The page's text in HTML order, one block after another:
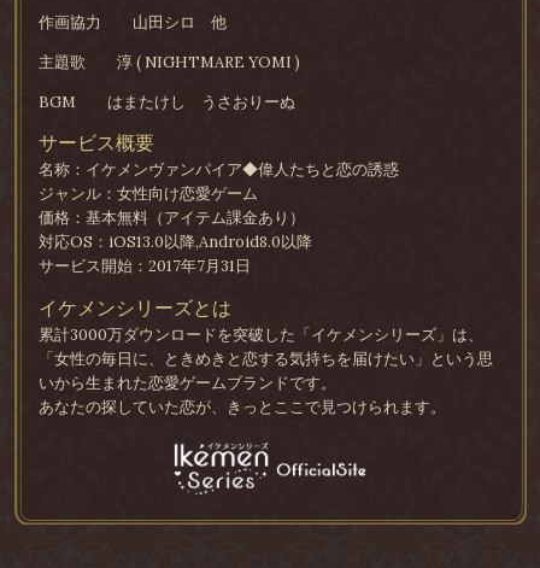
作画協力
山田シロ 他
主題歌
淳 ( NIGHTMARE YOMI )
BGM
はまたけし うさおりーぬ
サービス概要
名称：イケメンヴァンパイア◆偉人たちと恋の誘惑
ジャンル：女性向け恋愛ゲーム
価格：基本無料（アイテム課金あり）
対応OS：iOS13.0以降,Android8.0以降
サービス開始：2017年7月31日
イケメンシリーズとは
累計3000万ダウンロードを突破した「イケメンシリーズ」は、
「女性の毎日に、ときめきと恋する気持ちを届けたい」という思
いから生まれた恋愛ゲームブランドです。
あなたの探していた恋が、きっとここで見つけられます。